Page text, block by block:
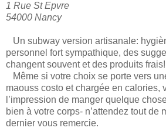
1 Rue St Epvre
54000 Nancy
Un subway version artisanale:
personnel fort sympathique, des
changent souvent et des produits frais!
Même si votre choix se porte vers
maouss costo et chargée en calories,
l’impression de manger quelque
bien à votre corps- n’attendez tout de
dernier vous remercie.